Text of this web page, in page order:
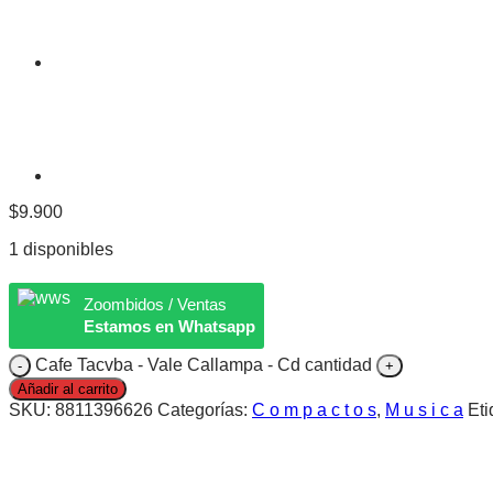
$9.900
1 disponibles
Zoombidos / Ventas
Estamos en Whatsapp
Cafe Tacvba - Vale Callampa - Cd cantidad
Añadir al carrito
SKU: 8811396626 Categorías: C o m p a c t o s, M u s i c a